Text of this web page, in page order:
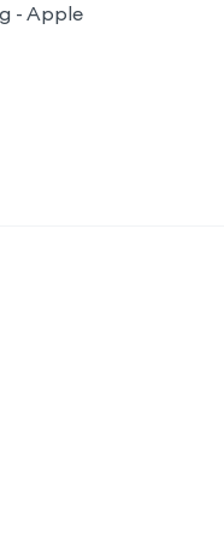
- Apple